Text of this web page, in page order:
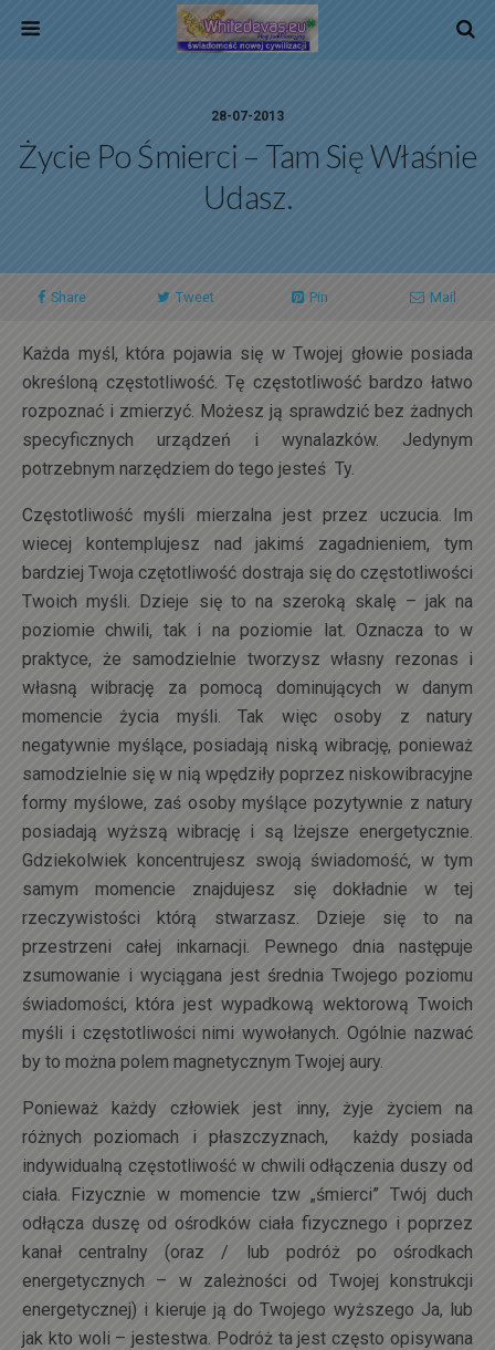
28-07-2013
Życie Po Śmierci – Tam Się Właśnie
Udasz.
Share Tweet Pin Mail
Każda myśl, która pojawia się w Twojej głowie posiada
określoną częstotliwość. Tę częstotliwość bardzo łatwo
rozpoznać i zmierzyć. Możesz ją sprawdzić bez żadnych
specyficznych urządzeń i wynalazków. Jedynym
potrzebnym narzędziem do tego jesteś Ty.
Częstotliwość myśli mierzalna jest przez uczucia. Im
wiecej kontemplujesz nad jakimś zagadnieniem, tym
bardziej Twoja czętotliwość dostraja się do częstotliwości
Twoich myśli. Dzieje się to na szeroką skalę – jak na
poziomie chwili, tak i na poziomie lat. Oznacza to w
praktyce, że samodzielnie tworzysz własny rezonas i
własną wibrację za pomocą dominujących w danym
momencie życia myśli. Tak więc osoby z natury
negatywnie myślące, posiadają niską wibrację, ponieważ
samodzielnie się w nią wpędziły poprzez niskowibracyjne
formy myślowe, zaś osoby myślące pozytywnie z natury
posiadają wyższą wibrację i są lżejsze energetycznie.
Gdziekolwiek koncentrujesz swoją świadomość, w tym
samym momencie znajdujesz się dokładnie w tej
rzeczywistości którą stwarzasz. Dzieje się to na
przestrzeni całej inkarnacji. Pewnego dnia następuje
zsumowanie i wyciągana jest średnia Twojego poziomu
świadomości, która jest wypadkową wektorową Twoich
myśli i częstotliwości nimi wywołanych. Ogólnie nazwać
by to można polem magnetycznym Twojej aury.
Ponieważ każdy człowiek jest inny, żyje życiem na
różnych poziomach i płaszczyznach, każdy posiada
indywidualną częstotliwość w chwili odłączenia duszy od
ciała. Fizycznie w momencie tzw „śmierci” Twój duch
odłącza duszę od ośrodków ciała fizycznego i poprzez
kanał centralny (oraz / lub podróż po ośrodkach
energetycznych – w zależności od Twojej konstrukcji
energetycznej) i kieruje ją do Twojego wyższego Ja, lub
jak kto woli – jestestwa. Podróż ta jest często opisywana